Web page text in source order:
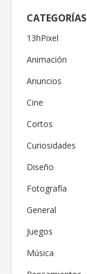
CATEGORÍAS
13hPixel
Animación
Anuncios
Cine
Cortos
Curiosidades
Diseño
Fotografía
General
Juegos
Música